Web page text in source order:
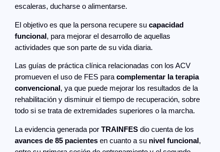
escaleras, ducharse o alimentarse.
El objetivo es que la persona recupere sucapacidad
funcional , para mejorar el desarrollo de aquellas
actividades que son parte de su vida diaria.
Las guías de práctica clínica relacionadas con los ACV
promueven el uso de FES paracomplementar la terapia
convencional , ya que puede mejorar los resultados de la
rehabilitación y disminuir el tiempo de recuperación, sobre
todo si se trata de extremidades superiores o la marcha.
La evidencia generada porTRAINFES dio cuenta de los
avances de 85 pacientes en cuanto a su nivel funcional ,